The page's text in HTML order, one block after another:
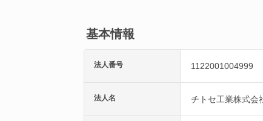
基本情報
法人番号 1122001004999
法人名 チトセ工業株式会